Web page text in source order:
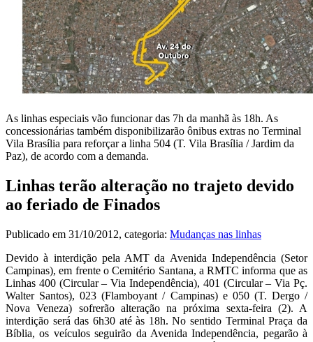
As linhas especiais vão funcionar das 7h da manhã às 18h. As
concessionárias também disponibilizarão ônibus extras no Terminal
Vila Brasília para reforçar a linha 504 (T. Vila Brasília / Jardim da
Paz), de acordo com a demanda.
Linhas terão alteração no trajeto devido
ao feriado de Finados
Publicado em 31/10/2012, categoria: Mudanças nas linhas
Devido à interdição pela AMT da Avenida Independência (Setor
Campinas), em frente o Cemitério Santana, a RMTC informa que as
Linhas 400 (Circular – Via Independência), 401 (Circular – Via Pç.
Walter Santos), 023 (Flamboyant / Campinas) e 050 (T. Dergo /
Nova Veneza) sofrerão alteração na próxima sexta-feira (2). A
interdição será das 6h30 até às 18h. No sentido Terminal Praça da
Bíblia, os veículos seguirão da Avenida Independência, pegarão à